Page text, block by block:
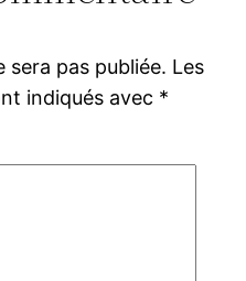
sera pas publiée. Les
indiqués avec *